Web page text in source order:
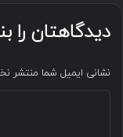
دیدگاهتان را
نشانی ایمیل شما منتشر